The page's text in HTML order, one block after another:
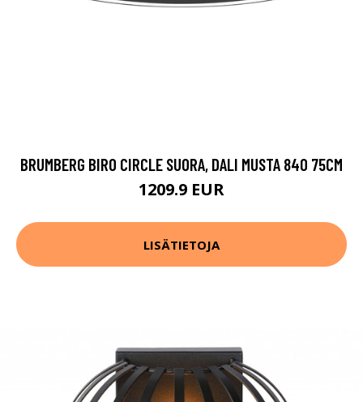
BRUMBERG BIRO CIRCLE SUORA, DALI MUSTA 840 75CM
1209.9 EUR
LISÄTIETOJA